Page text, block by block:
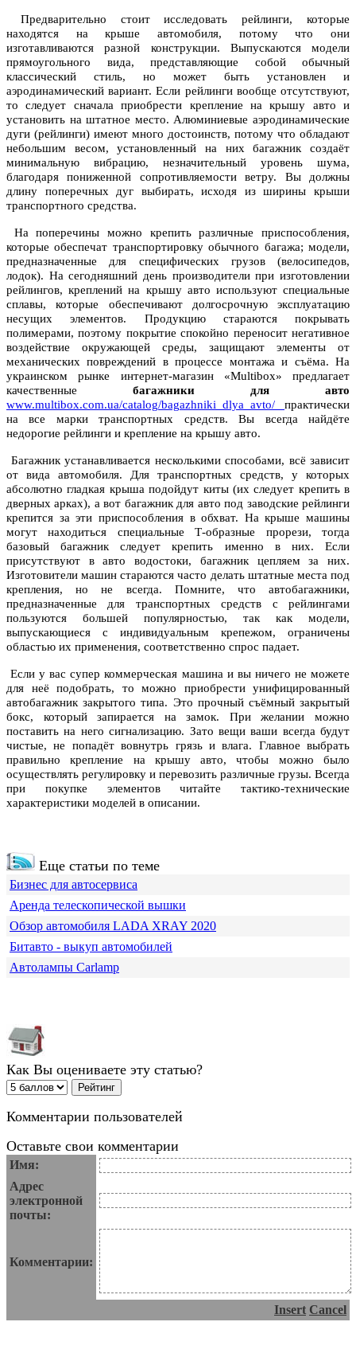
Предварительно стоит исследовать рейлинги, которые
находятся на крыше автомобиля, потому что они
изготавливаются разной конструкции. Выпускаются модели
прямоугольного вида, представляющие собой обычный
классический стиль, но может быть установлен и
аэродинамический вариант. Если рейлинги вообще отсутствуют,
то следует сначала приобрести крепление на крышу авто и
установить на штатное место. Алюминиевые аэродинамические
дуги (рейлинги) имеют много достоинств, потому что обладают
небольшим весом, установленный на них багажник создаёт
минимальную вибрацию, незначительный уровень шума,
благодаря пониженной сопротивляемости ветру. Вы должны
длину поперечных дуг выбирать, исходя из ширины крыши
транспортного средства.
На поперечины можно крепить различные приспособления,
которые обеспечат транспортировку обычного багажа; модели,
предназначенные для специфических грузов (велосипедов,
лодок). На сегодняшний день производители при изготовлении
рейлингов, креплений на крышу авто используют специальные
сплавы, которые обеспечивают долгосрочную эксплуатацию
несущих элементов. Продукцию стараются покрывать
полимерами, поэтому покрытие спокойно переносит негативное
воздействие окружающей среды, защищают элементы от
механических повреждений в процессе монтажа и съёма. На
украинском рынке интернет-магазин «Multibox» предлагает
качественные багажники для авто
www.multibox.com.ua/catalog/bagazhniki_dlya_avto/ практически
на все марки транспортных средств. Вы всегда найдёте
недорогие рейлинги и крепление на крышу авто.
Багажник устанавливается несколькими способами, всё зависит
от вида автомобиля. Для транспортных средств, у которых
абсолютно гладкая крыша подойдут киты (их следует крепить в
дверных арках), а вот багажник для авто под заводские рейлинги
крепится за эти приспособления в обхват. На крыше машины
могут находиться специальные Т-образные прорези, тогда
базовый багажник следует крепить именно в них. Если
присутствуют в авто водостоки, багажник цепляем за них.
Изготовители машин стараются часто делать штатные места под
крепления, но не всегда. Помните, что автобагажники,
предназначенные для транспортных средств с рейлингами
пользуются большей популярностью, так как модели,
выпускающиеся с индивидуальным крепежом, ограничены
областью их применения, соответственно спрос падает.
Если у вас супер коммерческая машина и вы ничего не можете
для неё подобрать, то можно приобрести унифицированный
автобагажник закрытого типа. Это прочный съёмный закрытый
бокс, который запирается на замок. При желании можно
поставить на него сигнализацию. Зато вещи ваши всегда будут
чистые, не попадёт вовнутрь грязь и влага. Главное выбрать
правильно крепление на крышу авто, чтобы можно было
осуществлять регулировку и перевозить различные грузы. Всегда
при покупке элементов читайте тактико-технические
характеристики моделей в описании.
Еще статьи по теме
Бизнес для автосервиса
Аренда телескопической вышки
Обзор автомобиля LADA XRAY 2020
Битавто - выкуп автомобилей
Автолампы Carlamp
Как Вы оцениваете эту статью?
Комментарии пользователей
Оставьте свои комментарии
Имя:
Адрес
электронной
почты:
Комментарии:
Insert Cancel